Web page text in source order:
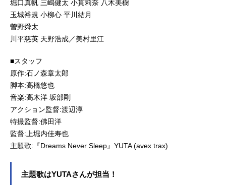
堀口真帆 三嶋健太 小貫莉奈 八木美樹
玉城裕規 小柳心 平川結月
曽野舜太
川平慈英 天野浩成／美村里江
■スタッフ
原作:石ノ森章太郎
脚本:高橋悠也
音楽:高木洋 坂部剛
アクション監督:渡辺淳
特撮監督:佛田洋
監督:上堀内佳寿也
主題歌:『Dreams Never Sleep』YUTA (avex trax)
主題歌はYUTAさんが担当！